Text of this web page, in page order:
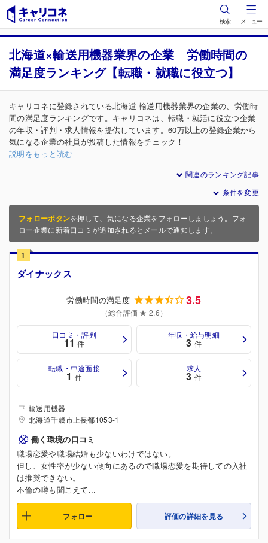
検索 メニュー
北海道×輸送用機器業界の企業 労働時間の
満足度ランキング【転職・就職に役立つ】
キャリコネに登録されている北海道 輸送用機器業界の企業の、労働時
間の満足度ランキングです。キャリコネは、転職・就活に役立つ企業
の年収・評判・求人情報を提供しています。60万以上の登録企業から
気になる企業の社員が投稿した情報をチェック！
説明をもっと読む
関連のランキング記事
条件を変更
フォローボタンを押して、気になる企業をフォローしましょう。フォ
ロー企業に新着口コミが追加されるとメールで通知します。
1
ダイナックス
労働時間の満足度 3.5
（総合評価 ★ 2.6）
口コミ・評判
11 件
年収・給与明細
3 件
転職・中途面接
1 件
求人
3 件
輸送用機器
北海道千歳市上長都1053-1
働く環境の口コミ
職場恋愛や職場結婚も少ないわけではない。
但し、女性率が少ない傾向にあるので職場恋愛を期待しての入社
は推奨できない。
不倫の噂も聞こえて...
フォロー 評価の詳細を見る